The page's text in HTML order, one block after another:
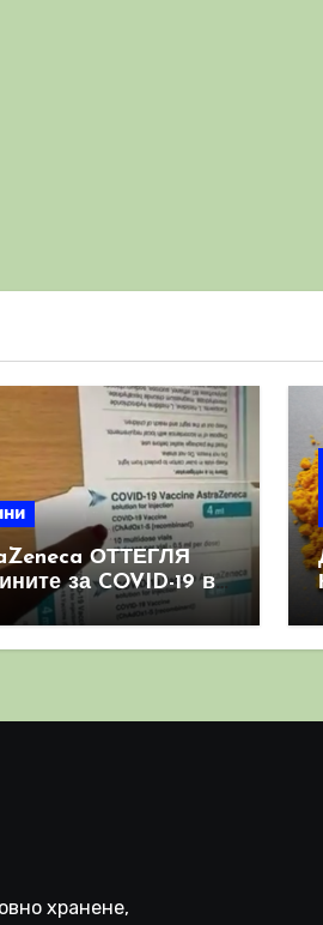
ОТТЕГЛЯ
за COVID-19 в
мащаб, след
призна, че те
хранене,